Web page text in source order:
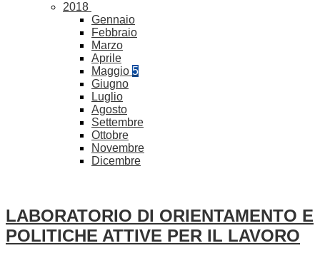
2018
Gennaio
Febbraio
Marzo
Aprile
Maggio 5
Giugno
Luglio
Agosto
Settembre
Ottobre
Novembre
Dicembre
LABORATORIO DI ORIENTAMENTO E
POLITICHE ATTIVE PER IL LAVORO